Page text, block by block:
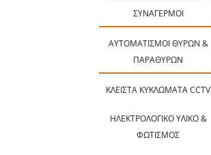
ΣΥΝΑΓΕΡΜΟΊ
ΑΥΤΟΜΑΤΙΣΜΟΊ ΘΥΡΏΝ &
ΠΑΡΑΘΎΡΩΝ
ΚΛΕΙΣΤΆ ΚΥΚΛΏΜΑΤΑ CCTV
ΗΛΕΚΤΡΟΛΟΓΙΚΌ ΥΛΙΚΌ &
ΦΩΤΙΣΜΌΣ